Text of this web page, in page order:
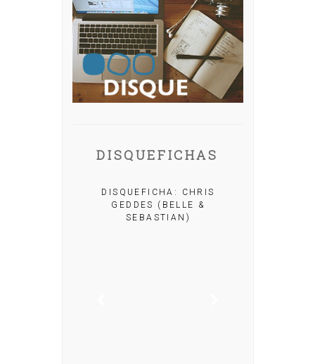
DISQUEFICHAS
DISQUEFICHA: CHRIS
GEDDES (BELLE &
SEBASTIAN)